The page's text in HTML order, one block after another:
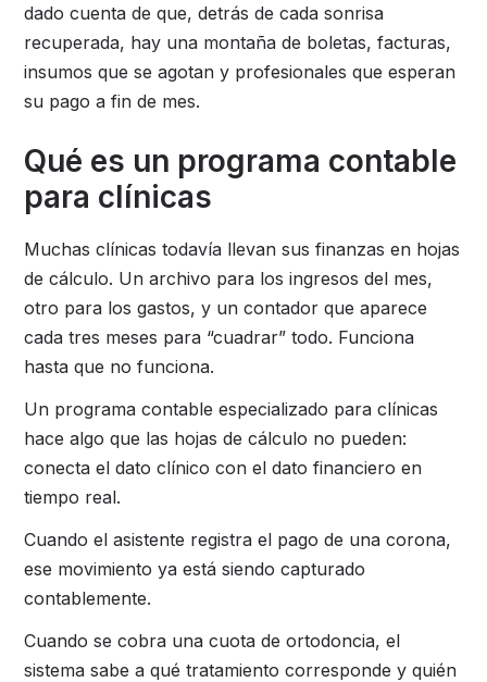
dado cuenta de que, detrás de cada sonrisa
recuperada, hay una montaña de boletas, facturas,
insumos que se agotan y profesionales que esperan
su pago a fin de mes.
Qué es un programa contable
para clínicas
Muchas clínicas todavía llevan sus finanzas en hojas
de cálculo. Un archivo para los ingresos del mes,
otro para los gastos, y un contador que aparece
cada tres meses para “cuadrar” todo. Funciona
hasta que no funciona.
Un programa contable especializado para clínicas
hace algo que las hojas de cálculo no pueden:
conecta el dato clínico con el dato financiero en
tiempo real.
Cuando el asistente registra el pago de una corona,
ese movimiento ya está siendo capturado
contablemente.
Cuando se cobra una cuota de ortodoncia, el
sistema sabe a qué tratamiento corresponde y quién